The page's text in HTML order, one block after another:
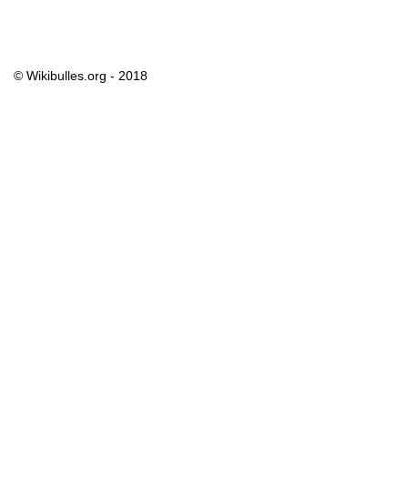
© Wikibulles.org - 2018